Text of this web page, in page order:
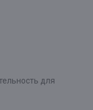
для